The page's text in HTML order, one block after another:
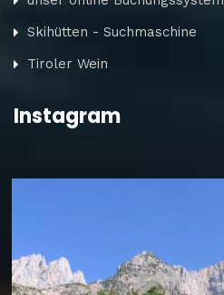
Skihütten - Suchmaschine
Tiroler Wein
Instagram